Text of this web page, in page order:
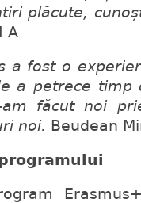
plăcute,
A
a fost o
a petrece timp
făcut noi
noi. Beudean